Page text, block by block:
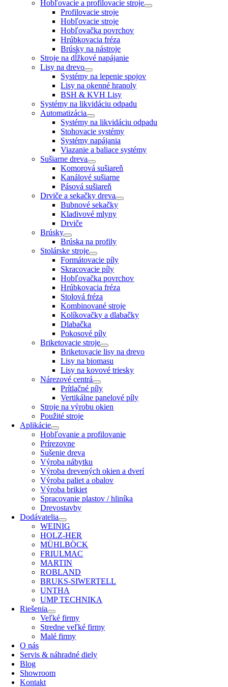
Hobľovacie a profilovacie stroje
Profilovacie stroje
Hobľovacie stroje
Hobľovačka povrchov
Hrúbkovacia fréza
Brúsky na nástroje
Stroje na dĺžkové napájanie
Lisy na drevo
Systémy na lepenie spojov
Lisy na okenné hranoly
BSH & KVH Lisy
Systémy na likvidáciu odpadu
Automatizácia
Systémy na likvidáciu odpadu
Stohovacie systémy
Systémy napájania
Viazanie a baliace systémy
Sušiarne dreva
Komorová sušiareň
Kanálové sušiarne
Pásová sušiareň
Drviče a sekačky dreva
Bubnové sekačky
Kladivové mlyny
Drviče
Brúsky
Brúska na profily
Stolárske stroje
Formátovacie píly
Skracovacie píly
Hobľovačka povrchov
Hrúbkovacia fréza
Stolová fréza
Kombinované stroje
Kolíkovačky a dlabačky
Dlabačka
Pokosové píly
Briketovacie stroje
Briketovacie lisy na drevo
Lisy na biomasu
Lisy na kovové triesky
Nárezové centrá
Prítlačné píly
Vertikálne panelové píly
Stroje na výrobu okien
Použité stroje
Aplikácie
Hobľovanie a profilovanie
Prírezovne
Sušenie dreva
Výroba nábytku
Výroba drevených okien a dverí
Výroba paliet a obalov
Výroba brikiet
Spracovanie plastov / hliníka
Drevostavby
Dodávatelia
WEINIG
HOLZ-HER
MÜHLBÖCK
FRIULMAC
MARTIN
ROBLAND
BRUKS-SIWERTELL
UNTHA
UMP TECHNIKA
Riešenia
Veľké firmy
Stredne veľké firmy
Malé firmy
O nás
Servis & náhradné diely
Blog
Showroom
Kontakt